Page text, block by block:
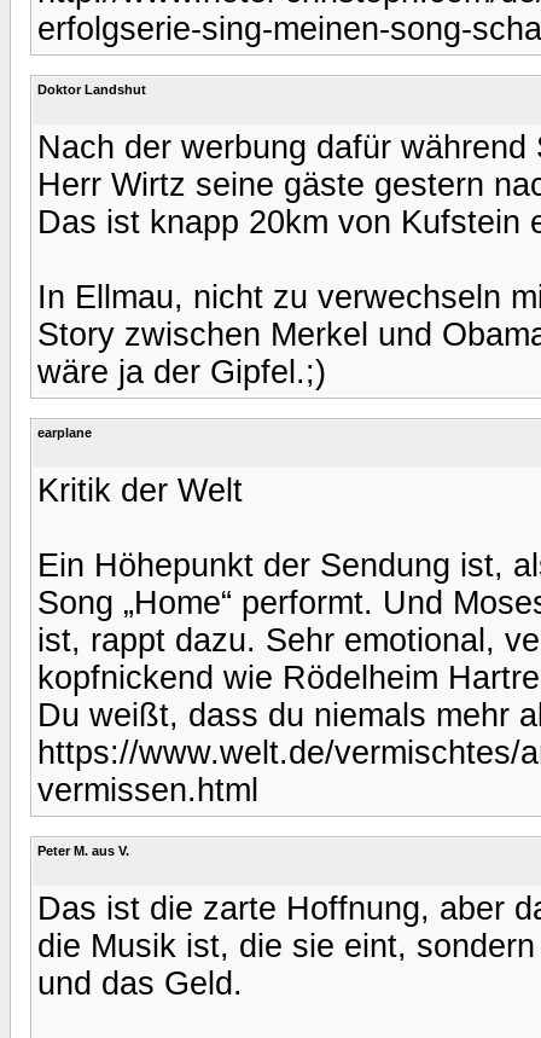
erfolgserie-sing-meinen-song-
Doktor Landshut
Nach der werbung dafür
Herr Wirtz seine gäste gestern
Das ist knapp 20km von Kufstein
In Ellmau, nicht zu verwechseln
Story zwischen Merkel und
wäre ja der Gipfel.;)
earplane
Kritik der Welt
Ein Höhepunkt der Sendung ist,
Song „Home“ performt. Und
ist, rappt dazu. Sehr emotional,
kopfnickend wie Rödelheim
Du weißt, dass du niemals mehr
https://www.welt.de/vermischtes/
vermissen.html
Peter M. aus V.
Das ist die zarte Hoffnung, aber
die Musik ist, die sie eint,
und das Geld.